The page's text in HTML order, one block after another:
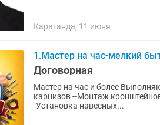
Караганда, 11 июня
1.Мастер на час-мелкий
Договорная
Мастер на час и более Выполняю следующие
карнизов --Монтаж
-Установка навесных...